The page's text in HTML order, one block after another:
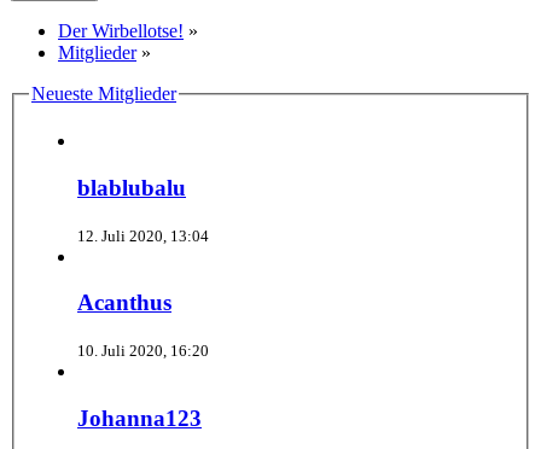
Der Wirbellotse! »
Mitglieder »
Neueste Mitglieder
blablubalu
12. Juli 2020, 13:04
Acanthus
10. Juli 2020, 16:20
Johanna123